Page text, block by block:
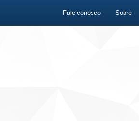
Fale conosco Sobre